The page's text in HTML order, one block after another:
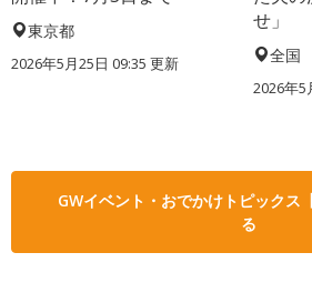
東京都
2026年5月25日 09:35 更新
せ」
全国
2026年5
GWイベント・おでかけトピックス
る